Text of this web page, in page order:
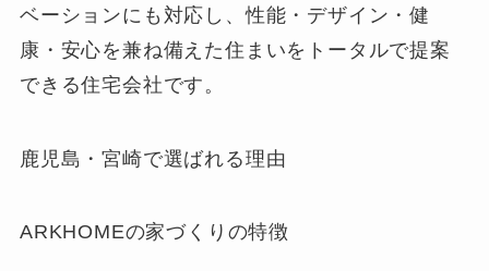
ベーションにも対応し、性能・デザイン・健
康・安心を兼ね備えた住まいをトータルで提案
できる住宅会社です。
鹿児島・宮崎で選ばれる理由
ARKHOMEの家づくりの特徴